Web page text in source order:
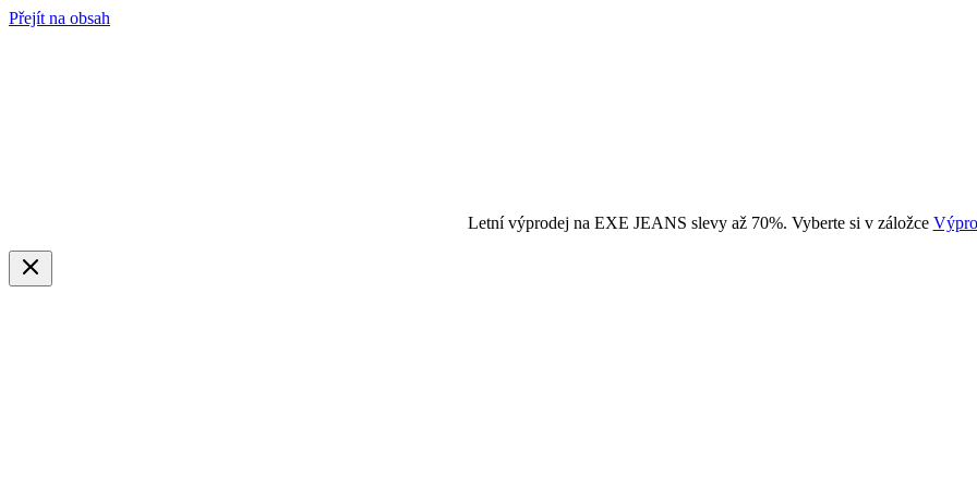
Přejít na obsah
Letní výprodej na EXE JEANS slevy až 70%. Vyberte si v záložce